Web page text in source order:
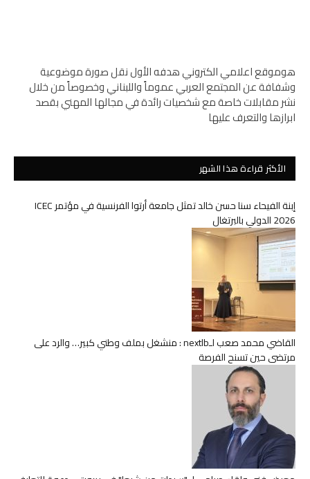
هوموقع اعلامي الكتروني هدفه الأول نقل صورة موضوعية
وشفافة عن المجتمع العربي عموماً واللبناني وخصوصاً من خلال
نشر مقابلات خاصة مع شخصيات رائدة في مجالها المهني بقصد
ابرازها والتعرف عليها
الأكثر قراءة هذا الشهر
إبنة الفيحاء سنا حسن خالد تمثل جامعة أرتوا الفرنسية في مؤتمر ICEC
2026 الدولي بالبرتغال
القاضي محمد صعب لـnextlb : منشغل بملف وطني كبير… والرد على
مرتضى حين تسنح الفرصة